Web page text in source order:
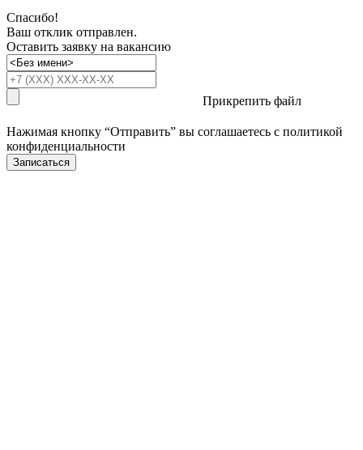
Спасибо!
Ваш отклик отправлен.
Оставить заявку на вакансию
Прикрепить файл
Нажимая кнопку “Отправить” вы соглашаетесь с политикой
конфиденциальности
Записаться